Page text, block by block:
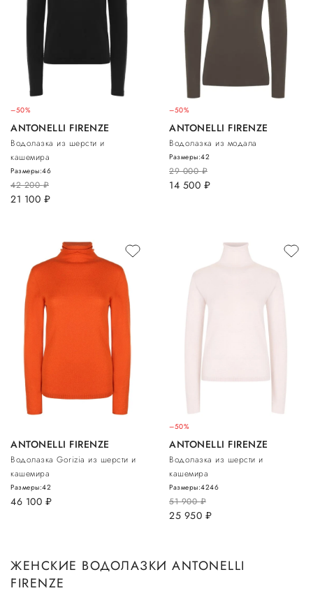
–50%
ANTONELLI FIRENZE
Водолазка из шерсти и
кашемира
42 200руб.
21 100 руб.
Размеры:46
–50%
ANTONELLI FIRENZE
Водолазка из модала
29 000руб.
14 500 руб.
Размеры:42
ANTONELLI FIRENZE
Водолазка Gorizia из шерсти и
кашемира
46 100 руб.
Размеры:42
–50%
ANTONELLI FIRENZE
Водолазка из шерсти и
кашемира
51 900руб.
25 950 руб.
Размеры:4246
ЖЕНСКИЕ ВОДОЛАЗКИ ANTONELLI
FIRENZE